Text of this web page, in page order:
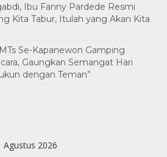
Ibu Fanny Pardede Resmi
Kita Tabur, Itulah yang Akan Kita
Se-Kapanewon Gamping
Gaungkan Semangat Hari
dengan Teman”
Agustus 2026